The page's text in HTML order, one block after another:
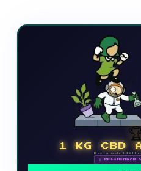
1 KG CBD
Delta och
🗓 BELÖNINGAR